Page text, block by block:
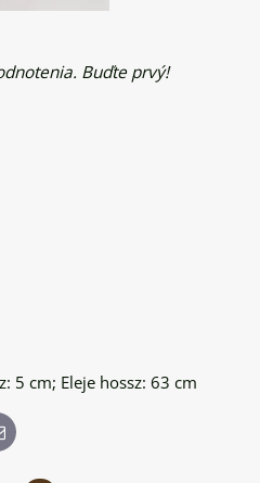
Buďte prvý!
5 cm; Eleje hossz: 63 cm